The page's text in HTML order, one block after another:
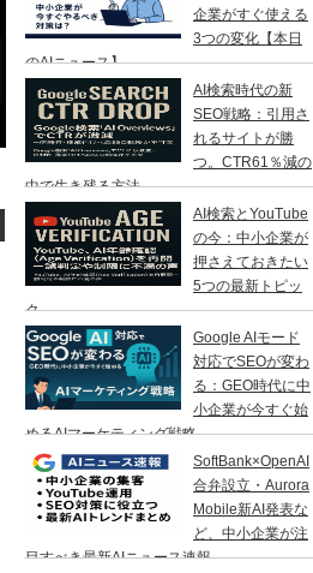
企業がすぐ使える
3つの変化【本日
のAIニュース】
AI検索時代の新
SEO戦略：引用さ
れるサイトが勝
つ。CTR61％減の
中で生き残る方法
AI検索とYouTube
の今：中小企業が
押さえておきたい
5つの最新トピッ
ク
Google AIモード
対応でSEOが変わ
る：GEO時代に中
小企業が今すぐ始
めるAIマーケティング戦略
SoftBank×OpenAI
合弁設立・Aurora
Mobile新AI発表な
ど、中小企業が注
目すべき最新AIニュース速報